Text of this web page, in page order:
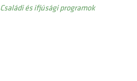
Családi és ifjúsági programok